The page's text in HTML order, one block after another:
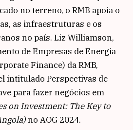
no terreno, o RMB apoia o
as infraestruturas e os
no país. Liz Williamson,
de Empresas de Energia
Finance) da RMB,
intitulado Perspectivas de
para fazer negócios em
on Investment: The Key to
no AOG 2024.